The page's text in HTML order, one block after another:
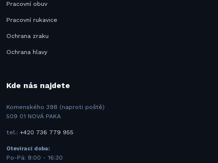
Pracovní obuv
Pracovní rukavice
Ochrana zraku
Ochrana hlavy
Kde nás najdete
Komenského 398 (naproti poště)
509 01 NOVÁ PAKA
tel.:+420 736 779 955
Otevírací doba:
Po-Pá: 8:00 - 16:30